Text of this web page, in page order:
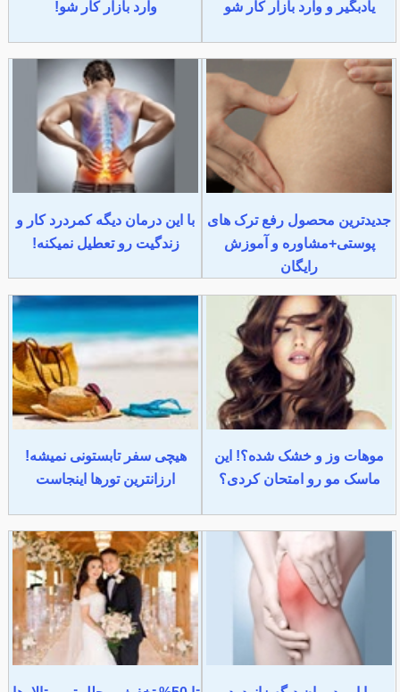
یادبگیر و وارد بازار کار شو
وارد بازار کار شو!
جدیدترین محصول رفع ترک های
پوستی+مشاوره و آموزش
رایگان
با این درمان دیگه کمردرد کار و
زندگیت رو تعطیل نمیکنه!
موهات وز و خشک شده؟! این
ماسک مو رو امتحان کردی؟
هیچی سفر تابستونی نمیشه!
ارزانترین تورها اینجاست